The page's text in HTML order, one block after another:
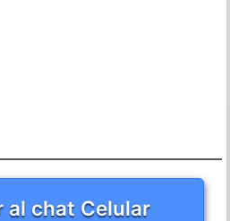
al chat Celular